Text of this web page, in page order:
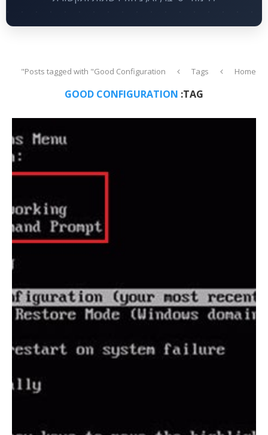
Home
Tags
Posts tagged with "Good Configuration"
TAG:
GOOD CONFIGURATION